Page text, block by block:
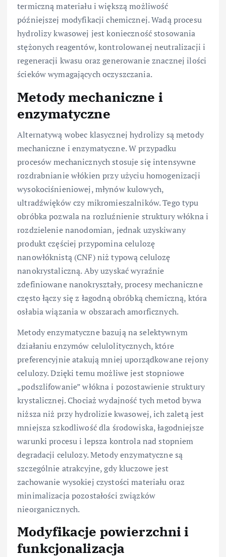
termiczną materiału i większą możliwość
późniejszej modyfikacji chemicznej. Wadą procesu
hydrolizy kwasowej jest konieczność stosowania
stężonych reagentów, kontrolowanej neutralizacji i
regeneracji kwasu oraz generowanie znacznej ilości
ścieków wymagających oczyszczania.
Metody mechaniczne i
enzymatyczne
Alternatywą wobec klasycznej hydrolizy są metody
mechaniczne i enzymatyczne. W przypadku
procesów mechanicznych stosuje się intensywne
rozdrabnianie włókien przy użyciu homogenizacji
wysokociśnieniowej, młynów kulowych,
ultradźwięków czy mikromieszalników. Tego typu
obróbka pozwala na rozluźnienie struktury włókna i
rozdzielenie nanodomian, jednak uzyskiwany
produkt częściej przypomina celulozę
nanowłóknistą (CNF) niż typową celulozę
nanokrystaliczną. Aby uzyskać wyraźnie
zdefiniowane nanokryształy, procesy mechaniczne
często łączy się z łagodną obróbką chemiczną, która
osłabia wiązania w obszarach amorficznych.
Metody enzymatyczne bazują na selektywnym
działaniu enzymów celulolitycznych, które
preferencyjnie atakują mniej uporządkowane rejony
celulozy. Dzięki temu możliwe jest stopniowe
„podszlifowanie” włókna i pozostawienie struktury
krystalicznej. Chociaż wydajność tych metod bywa
niższa niż przy hydrolizie kwasowej, ich zaletą jest
mniejsza szkodliwość dla środowiska, łagodniejsze
warunki procesu i lepsza kontrola nad stopniem
degradacji celulozy. Metody enzymatyczne są
szczególnie atrakcyjne, gdy kluczowe jest
zachowanie wysokiej czystości materiału oraz
minimalizacja pozostałości związków
nieorganicznych.
Modyfikacje powierzchni i
funkcjonalizacja